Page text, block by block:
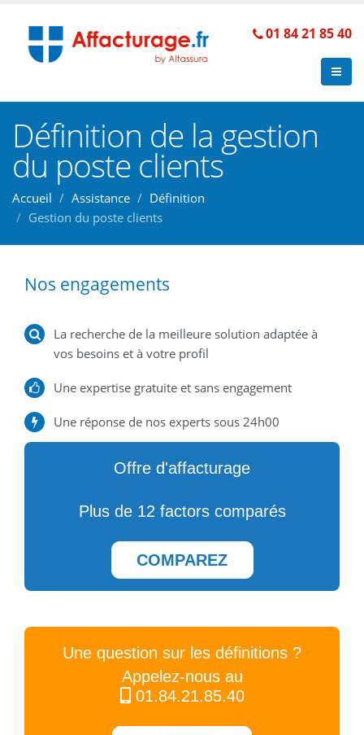
01 84 21 85 40
Définition de la gestion
du poste clients
Accueil Assistance
Définition
Gestion du poste clients
Nos engagements
La recherche de la meilleure solution adaptée à
vos besoins et à votre profil
Une expertise gratuite et sans engagement
Une réponse de nos experts sous 24h00
Offre d'affacturage
Plus de 12 factors comparés
COMPAREZ
Une question sur les définitions ?
Appelez-nous au
01.84.21.85.40